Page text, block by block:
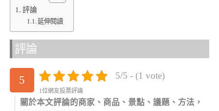
評論
延伸閱讀
評論
5 5/5 - (1 vote)
1位網友投票評論
關於本文評論的商家、商品、景點、議題、方法，